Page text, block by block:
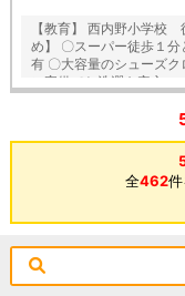
【教育】 西内野小学校 徒歩６分 内野中学校 徒歩２４分 【おすす
め】 〇スーパー徒歩１分と買い物に便利 〇
有 〇大容量のシューズクロークやＷＩＣ完備 〇２階ホールにホスクリー
ン完備でお洗濯も安心
全462